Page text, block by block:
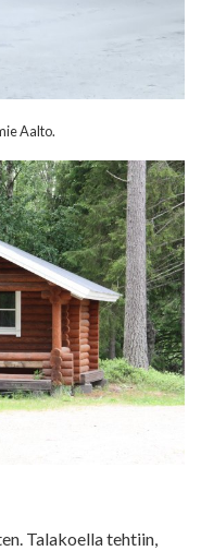
Aalto.
Talakoella tehtiin,